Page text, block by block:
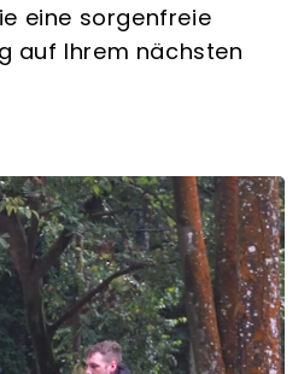
eine sorgenfreie
auf Ihrem nächsten